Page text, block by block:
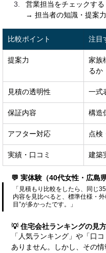
営業担当をチェックする
→ 担当者の知識・提案
比較ポイント 注目
提案力
家族
るか
見積の透明性 一式
保証内容 構造
アフター対応 点検
実績・口コミ 建築
💬 実体験（40代女性・広島県
「見積もり比較をしたら、同じ
内容を見比べると、標準仕様・
目”が多かったです。」
💡 住宅会社ランキングの見
「人気ランキング」や「口
ありません。しかし、その